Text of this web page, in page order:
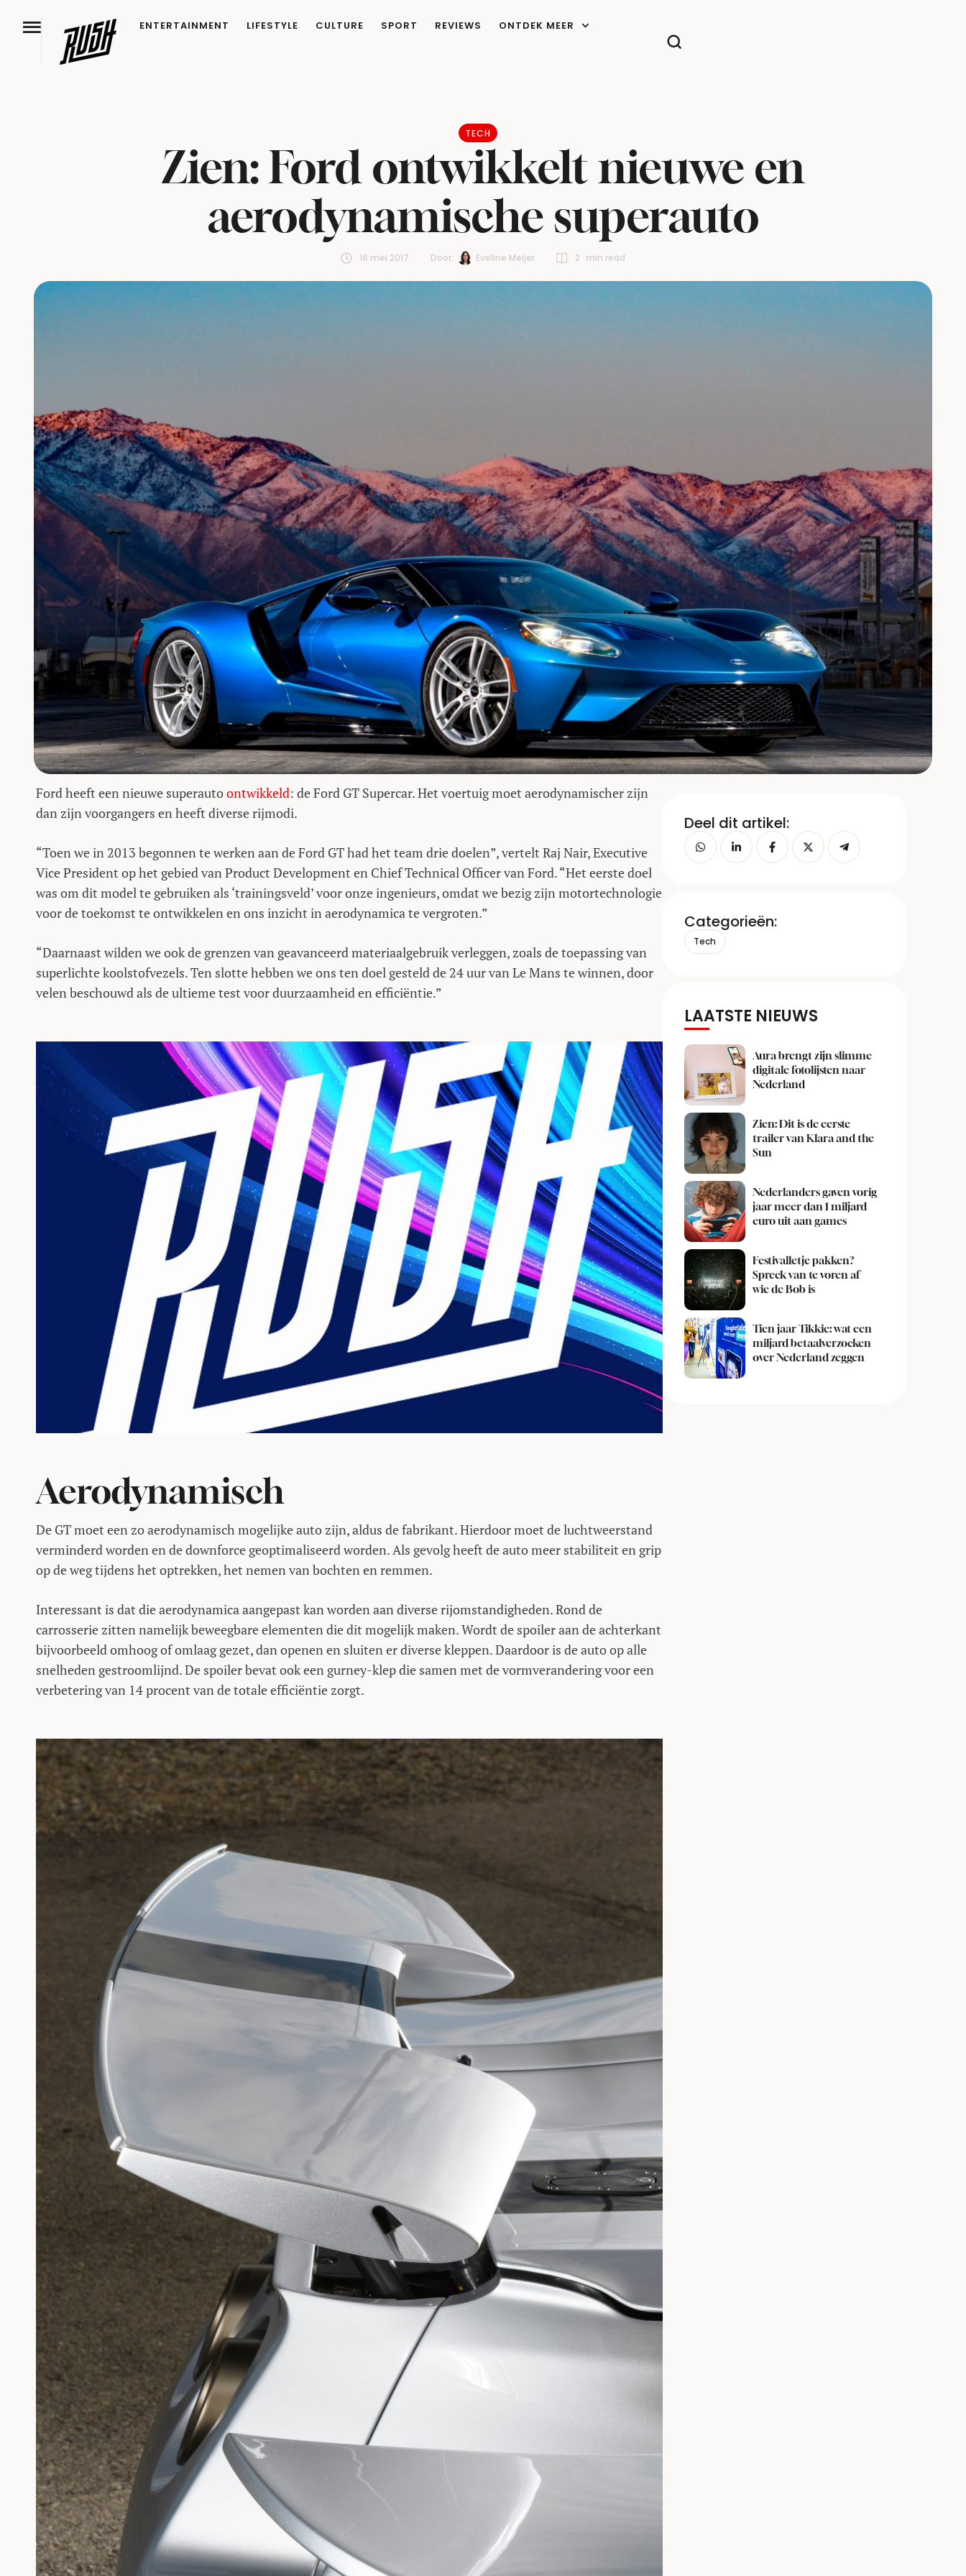
ENTERTAINMENT LIFESTYLE CULTURE SPORT REVIEWS ONTDEK MEER
TECH
Zien: Ford ontwikkelt nieuwe en
aerodynamische superauto
16 mei 2017 Door: Eveline Meijer 2 min read
Ford heeft een nieuwe superautoontwikkeld: de Ford GT Supercar. Het voertuig moet aerodynamischer zijn
dan zijn voorgangers en heeft diverse rijmodi.
“Toen we in 2013 begonnen te werken aan de Ford GT had het team drie doelen”, vertelt Raj Nair, Executive
Vice President op het gebied van Product Development en Chief Technical Officer van Ford. “Het eerste doel
was om dit model te gebruiken als ‘trainingsveld’ voor onze ingenieurs, omdat we bezig zijn motortechnologie
voor de toekomst te ontwikkelen en ons inzicht in aerodynamica te vergroten.”
“Daarnaast wilden we ook de grenzen van geavanceerd materiaalgebruik verleggen, zoals de toepassing van
superlichte koolstofvezels. Ten slotte hebben we ons ten doel gesteld de 24 uur van Le Mans te winnen, door
velen beschouwd als de ultieme test voor duurzaamheid en efficiëntie.”
Aerodynamisch
De GT moet een zo aerodynamisch mogelijke auto zijn, aldus de fabrikant. Hierdoor moet de luchtweerstand
verminderd worden en de downforce geoptimaliseerd worden. Als gevolg heeft de auto meer stabiliteit en grip
op de weg tijdens het optrekken, het nemen van bochten en remmen.
Interessant is dat die aerodynamica aangepast kan worden aan diverse rijomstandigheden. Rond de
carrosserie zitten namelijk beweegbare elementen die dit mogelijk maken. Wordt de spoiler aan de achterkant
bijvoorbeeld omhoog of omlaag gezet, dan openen en sluiten er diverse kleppen. Daardoor is de auto op alle
snelheden gestroomlijnd. De spoiler bevat ook een gurney-klep die samen met de vormverandering voor een
verbetering van 14 procent van de totale efficiëntie zorgt.
Deel dit artikel:
Categorieën:
Tech
LAATSTE NIEUWS
Aura brengt zijn slimme
digitale fotolijsten naar
Nederland
Zien: Dit is de eerste
trailer van Klara and the
Sun
Nederlanders gaven vorig
jaar meer dan 1 miljard
euro uit aan games
Festivalletje pakken?
Spreek van te voren af
wie de Bob is
Tien jaar Tikkie: wat een
miljard betaalverzoeken
over Nederland zeggen